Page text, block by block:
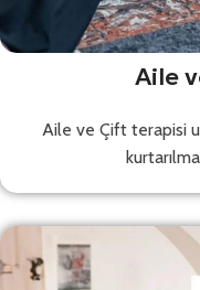
Aile
Aile ve Çift terapisi